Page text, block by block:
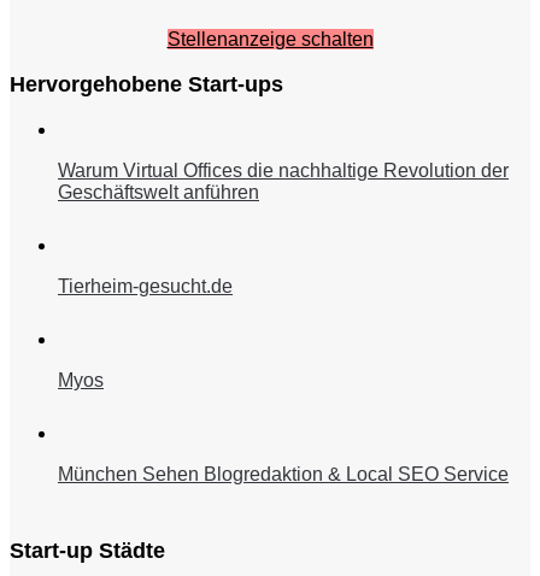
Stellenanzeige schalten
Hervorgehobene Start-ups
Warum Virtual Offices die nachhaltige Revolution der
Geschäftswelt anführen
Tierheim-gesucht.de
Myos
München Sehen Blogredaktion & Local SEO Service
Start-up Städte